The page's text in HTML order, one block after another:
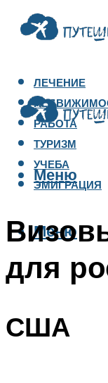
ЛЕЧЕНИЕ
РАБОТА
ТУРИЗМ
УЧЕБА
ЭМИГРАЦИЯ
Меню
Меню
для
США